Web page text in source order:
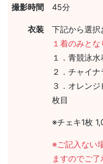
撮影時間 45分
衣装 下記から選択
１着のみとな
１．青競泳
２．チャイ
３．オレン
枚目
※チェキ1枚
※ご記入ない
ますのでご了